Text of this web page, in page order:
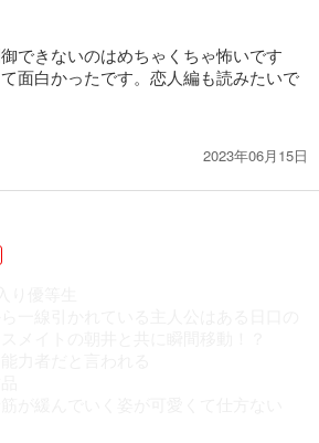
できないのはめちゃくちゃ怖いです
面白かったです。恋人編も読みたいで
2023年06月15日